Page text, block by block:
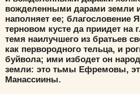
вожделенными дарами земли и
наполняет ее; благословение
терновом кусте да приидет на
темя наилучшего из братьев
как первородного тельца, и
буйвола; ими избодет он
земли: это тьмы Ефремовы,
Манассиины.